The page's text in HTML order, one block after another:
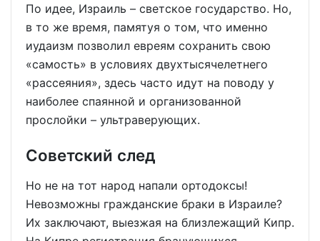
По идее, Израиль – светское государство. Но,
в то же время, памятуя о том, что именно
иудаизм позволил евреям сохранить свою
«самость» в условиях двухтысячелетнего
«рассеяния», здесь часто идут на поводу у
наиболее спаянной и организованной
прослойки ­– ультраверующих.
Советский след
Но не на тот народ напали ортодоксы!
Невозможны гражданские браки в Израиле?
Их заключают, выезжая на близлежащий Кипр.